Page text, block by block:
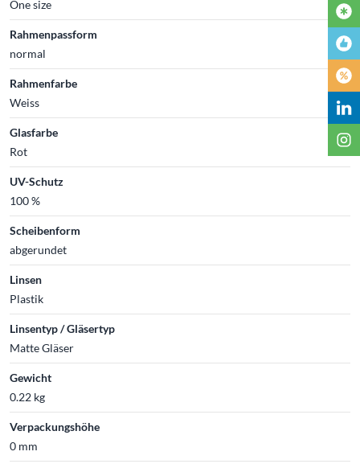
One size
Rahmenpassform
normal
Rahmenfarbe
Weiss
Glasfarbe
Rot
UV-Schutz
100 %
Scheibenform
abgerundet
Linsen
Plastik
Linsentyp / Gläsertyp
Matte Gläser
Gewicht
0.22 kg
Verpackungshöhe
0 mm